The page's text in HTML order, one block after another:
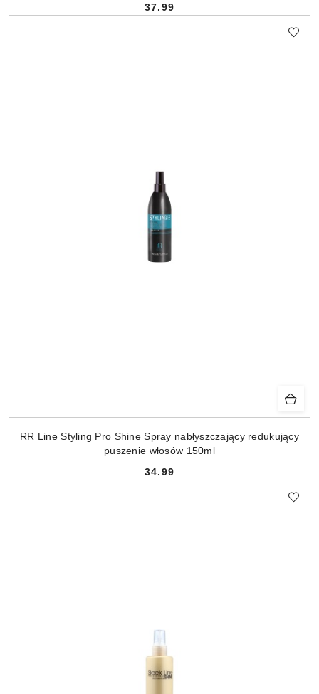
Cena:
37.99
RR Line Styling Pro Shine Spray nabłyszczający redukujący
puszenie włosów 150ml
Cena:
34.99